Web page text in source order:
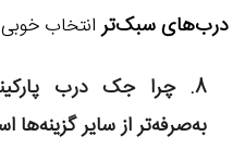
درب‌های سبک‌تر انتخاب
8. چرا جک درب
به‌صرفه‌تر از سایر گزینه‌ها